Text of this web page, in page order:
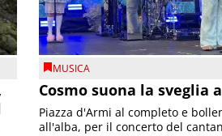
MUSICA
Cosmo suona la sveglia
Piazza d'Armi al completo e
all'alba, per il concerto del